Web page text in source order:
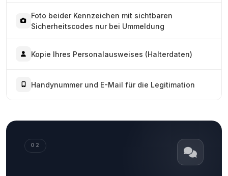
Foto beider Kennzeichen mit sichtbaren
Sicherheitscodes nur bei Ummeldung
Kopie Ihres Personalausweises (Halterdaten)
Handynummer und E-Mail für die Legitimation
02